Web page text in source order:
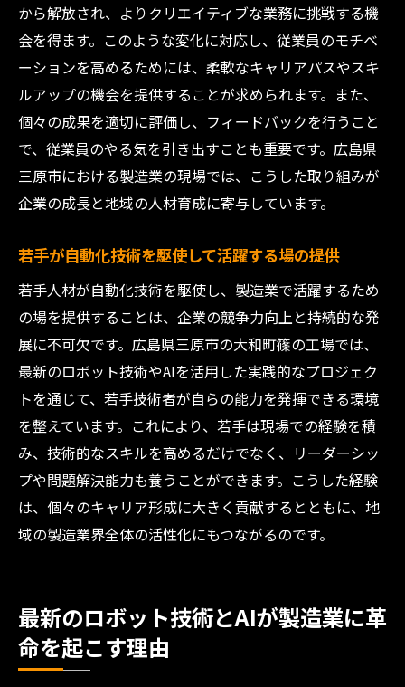
から解放され、よりクリエイティブな業務に挑戦する機
会を得ます。このような変化に対応し、従業員のモチベ
ーションを高めるためには、柔軟なキャリアパスやスキ
ルアップの機会を提供することが求められます。また、
個々の成果を適切に評価し、フィードバックを行うこと
で、従業員のやる気を引き出すことも重要です。広島県
三原市における製造業の現場では、こうした取り組みが
企業の成長と地域の人材育成に寄与しています。
若手が自動化技術を駆使して活躍する場の提供
若手人材が自動化技術を駆使し、製造業で活躍するため
の場を提供することは、企業の競争力向上と持続的な発
展に不可欠です。広島県三原市の大和町篠の工場では、
最新のロボット技術やAIを活用した実践的なプロジェク
トを通じて、若手技術者が自らの能力を発揮できる環境
を整えています。これにより、若手は現場での経験を積
み、技術的なスキルを高めるだけでなく、リーダーシッ
プや問題解決能力も養うことができます。こうした経験
は、個々のキャリア形成に大きく貢献するとともに、地
域の製造業界全体の活性化にもつながるのです。
最新のロボット技術とAIが製造業に革
命を起こす理由